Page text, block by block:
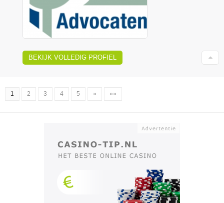
BEKIJK VOLLEDIG PROFIEL
1 2 3 4 5 » »»